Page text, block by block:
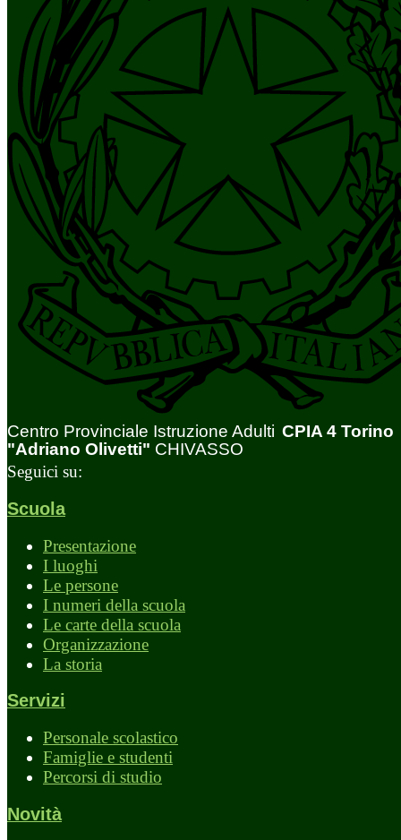
Centro Provinciale Istruzione Adulti CPIA 4 Torino
"Adriano Olivetti" CHIVASSO
Seguici su:
Scuola
Presentazione
I luoghi
Le persone
I numeri della scuola
Le carte della scuola
Organizzazione
La storia
Servizi
Personale scolastico
Famiglie e studenti
Percorsi di studio
Novità